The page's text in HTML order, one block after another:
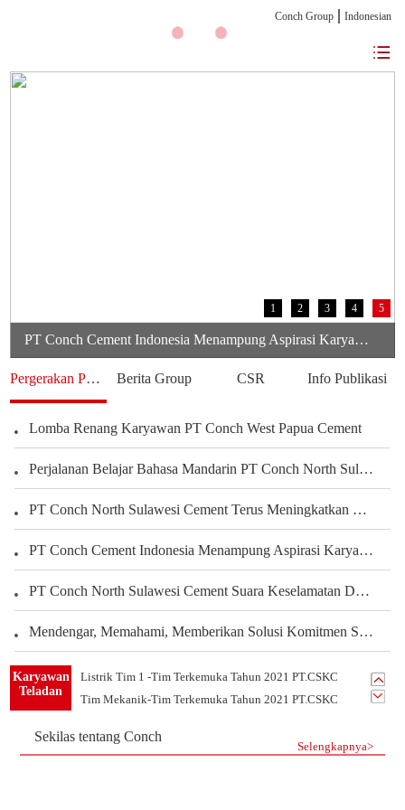
Conch Group Indonesian
PT Conch Cement Indonesia Menampung Aspirasi Karyawan untuk Meningkatkan Kinerja Perusahaan
1 2 3 4 5
Pergerakan Perusahaan Berita Group CSR Info Publikasi
Lomba Renang Karyawan PT Conch West Papua Cement
Perjalanan Belajar Bahasa Mandarin PT Conch North Sulawesi Cement Berbagi Pengalaman Karyawan Dalam Mengembangkan Kemampuan Bahasa
PT Conch North Sulawesi Cement Terus Meningkatkan Kepedulian terhadap Karyawan dan Pengembangan Kegiatan Olahraga serta Seni Untuk Membangun Kekuatan Tim, Menciptakan Perusahaan yang Harmonis
PT Conch Cement Indonesia Menampung Aspirasi Karyawan untuk Meningkatkan Kinerja Perusahaan
PT Conch North Sulawesi Cement Suara Keselamatan Dari Setiap Sudut Tambang Membangun Budaya Keselamatan Melalui Peran Seluruh Karyawan Departemen Tambang
Mendengar, Memahami, Memberikan Solusi Komitmen Semen Conch Mengutamakan Pelanggan
Karyawan
Teladan
PT.Conch South Kalimantan Cement yang Indah Rumahku
PT.CSKC Mendukung Pengembangan Bakat Menggambar Karyawan
Rendi Aji Saputro Operator Terkemuka Tashun 2022
Belajar Dari Sandy Karyawan Teladan Dari Departemen PLTU
Listrik Tim 1 -Tim Terkemuka Tahun 2021 PT.CSKC
Tim Mekanik-Tim Terkemuka Tahun 2021 PT.CSKC
Sekilas tentang Conch
Selengkapnya>